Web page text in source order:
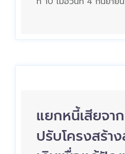
แยกหนี้เสียจา
ปรับโครงสร้า